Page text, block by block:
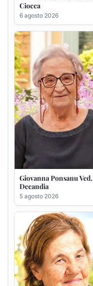
Giovanna Ponsanu Ved.
Decandia
5 agosto 2026
Maria Antonietta Orrù
ved. Peddio
5 agosto 2026